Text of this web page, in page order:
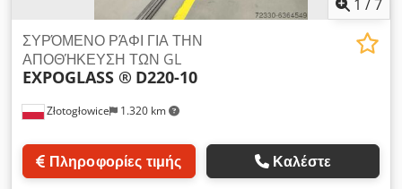
1 /7
Złotogłowice 1.320 km
ΣΥΡΌΜΕΝΟ ΡΆΦΙ ΓΙΑ ΤΗΝ
ΑΠΟΘΉΚΕΥΣΗ ΤΩΝ GL
EXPOGLASS ® D220-10
Πληροφορίες τιμής Καλέστε